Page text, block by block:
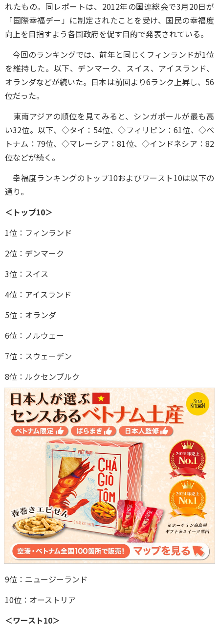
れたもの。同レポートは、2012年の国連総会で3月20日が
「国際幸福デー」に制定されたことを受け、国民の幸福度
向上を目指すよう各国政府を促す目的で発表されている。
今回のランキングでは、前年と同じくフィンランドが1位
を維持した。以下、デンマーク、スイス、アイスランド、
オランダなどが続いた。日本は前回より6ランク上昇し、56
位だった。
東南アジアの順位を見てみると、シンガポールが最も高
い32位。以下、◇タイ：54位、◇フィリピン：61位、◇ベ
トナム：79位、◇マレーシア：81位、◇インドネシア：82
位などが続く。
幸福度ランキングのトップ10およびワースト10は以下の
通り。
＜トップ10＞
1位：フィンランド
2位：デンマーク
3位：スイス
4位：アイスランド
5位：オランダ
6位：ノルウェー
7位：スウェーデン
8位：ルクセンブルク
9位：ニュージーランド
10位：オーストリア
＜ワースト10＞